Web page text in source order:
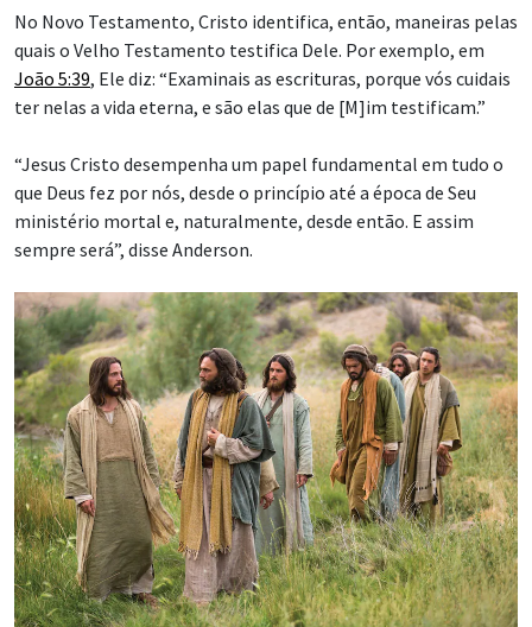
No Novo Testamento, Cristo identifica, então, maneiras pelas
quais o Velho Testamento testifica Dele. Por exemplo, em
João 5:39, Ele diz: “Examinais as escrituras, porque vós cuidais
ter nelas a vida eterna, e são elas que de [M]im testificam.”
“Jesus Cristo desempenha um papel fundamental em tudo o
que Deus fez por nós, desde o princípio até a época de Seu
ministério mortal e, naturalmente, desde então. E assim
sempre será”, disse Anderson.